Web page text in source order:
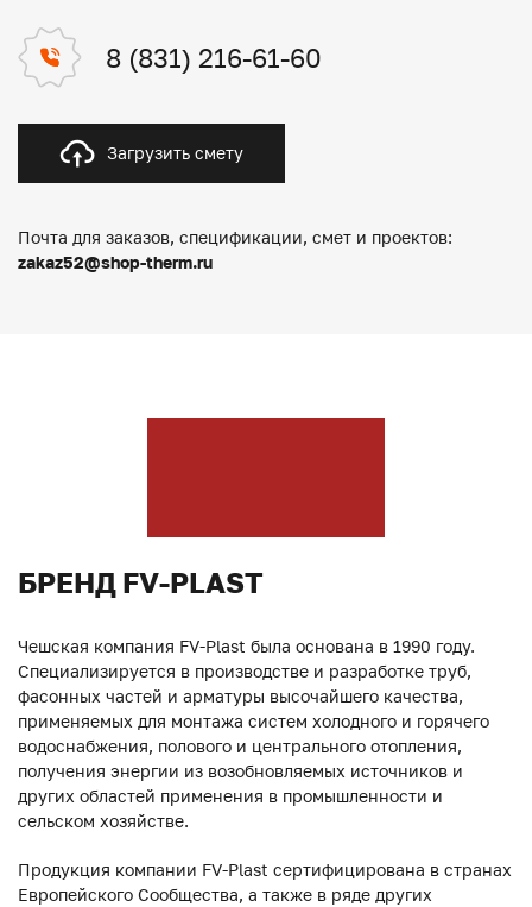
8 (831) 216-61-60
Загрузить смету
Почта для заказов, спецификации, смет и проектов:
zakaz52@shop-therm.ru
БРЕНД FV-PLAST
Чешская компания FV-Plast была основана в 1990 году.
Специализируется в производстве и разработке труб,
фасонных частей и арматуры высочайшего качества,
применяемых для монтажа систем холодного и горячего
водоснабжения, полового и центрального отопления,
получения энергии из возобновляемых источников и
других областей применения в промышленности и
сельском хозяйстве.
Продукция компании FV-Plast сертифицирована в странах
Европейского Сообщества, а также в ряде других